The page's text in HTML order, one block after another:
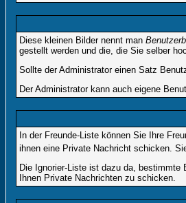
Diese kleinen Bilder nennt man
gestellt werden und die, die Sie selber
Sollte der Administrator einen Satz
Der Administrator kann auch eigene
In der Freunde-Liste können Sie Ihre
ihnen eine Private Nachricht schicken.
Die Ignorier-Liste ist dazu da, bestimmte
Ihnen Private Nachrichten zu schicken.